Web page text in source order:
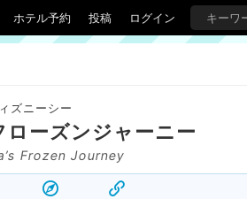
ホテル予約 投稿 ログイン
ズニーシー
ーズンジャーニー
Frozen Journey